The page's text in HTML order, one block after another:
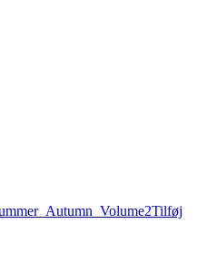
Tilføj